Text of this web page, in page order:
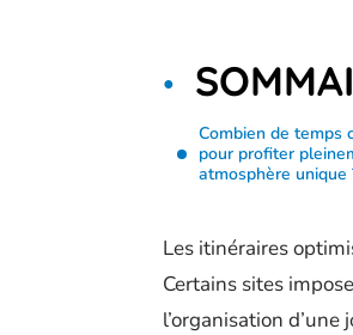
Combien de temps
pour profiter
atmosphère unique
Les itinéraires
Certains sites
l’organisation